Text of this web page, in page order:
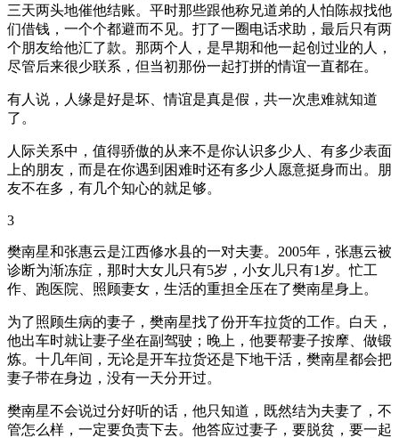
三天两头地催他结账。平时那些跟他称兄道弟的人怕陈叔找他
们借钱，一个个都避而不见。打了一圈电话求助，最后只有两
个朋友给他汇了款。那两个人，是早期和他一起创过业的人，
尽管后来很少联系，但当初那份一起打拼的情谊一直都在。
有人说，人缘是好是坏、情谊是真是假，共一次患难就知道
了。
人际关系中，值得骄傲的从来不是你认识多少人、有多少表面
上的朋友，而是在你遇到困难时还有多少人愿意挺身而出。朋
友不在多，有几个知心的就足够。
3
樊南星和张惠云是江西修水县的一对夫妻。2005年，张惠云被
诊断为渐冻症，那时大女儿只有5岁，小女儿只有1岁。忙工
作、跑医院、照顾妻女，生活的重担全压在了樊南星身上。
为了照顾生病的妻子，樊南星找了份开车拉货的工作。白天，
他出车时就让妻子坐在副驾驶；晚上，他要帮妻子按摩、做锻
炼。十几年间，无论是开车拉货还是下地干活，樊南星都会把
妻子带在身边，没有一天分开过。
樊南星不会说过分好听的话，他只知道，既然结为夫妻了，不
管怎么样，一定要负责下去。他答应过妻子，要脱贫，要一起